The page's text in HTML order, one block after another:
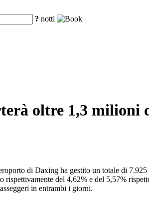
? notti
oltre 1,3 milioni
di Daxing ha gestito un totale di
del 4,62% e del 5,57%
in entrambi i giorni.